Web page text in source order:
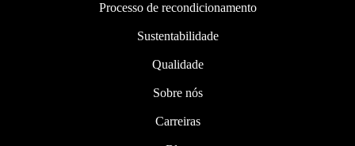
Processo de recondicionamento
Sustentabilidade
Qualidade
Sobre nós
Carreiras